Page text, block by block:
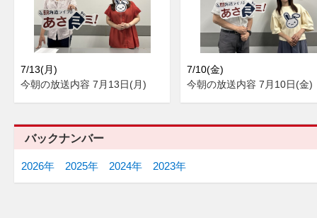
7/13(月)
今朝の放送内容 7月13日(月)
7/10(金)
今朝の放送内容 7月10日(金)
バックナンバー
2026年 2025年 2024年 2023年